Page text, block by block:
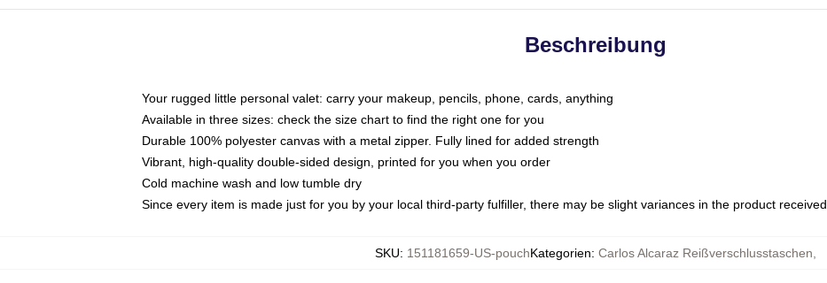
Beschreibung
Your rugged little personal valet: carry your makeup, pencils, phone, cards, anything
Available in three sizes: check the size chart to find the right one for you
Durable 100% polyester canvas with a metal zipper. Fully lined for added strength
Vibrant, high-quality double-sided design, printed for you when you order
Cold machine wash and low tumble dry
Since every item is made just for you by your local third-party fulfiller, there may be slight variances in the product received
SKU: 151181659-US-pouchKategorien: Carlos Alcaraz Reißverschlusstaschen